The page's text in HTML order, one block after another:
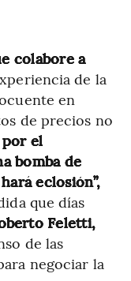
colabore a
de la
en
de precios no
el
bomba de
eclosión”,
que días
Feletti,
de las
negociar la